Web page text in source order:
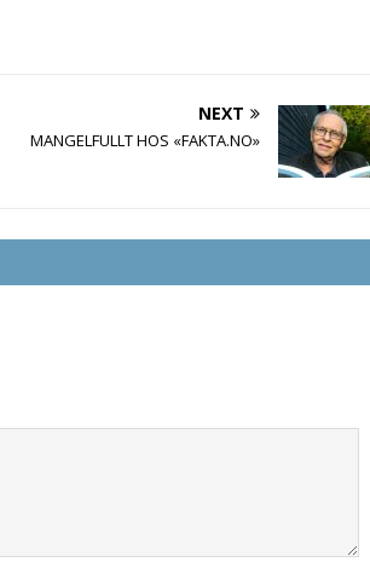
NEXT
MANGELFULLT HOS «FAKTA.NO»